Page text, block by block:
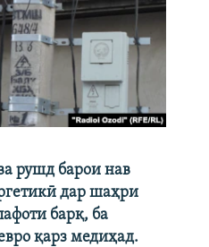
рушд барои нав
дар шаҳри
барқ, ба
қарз медиҳад.